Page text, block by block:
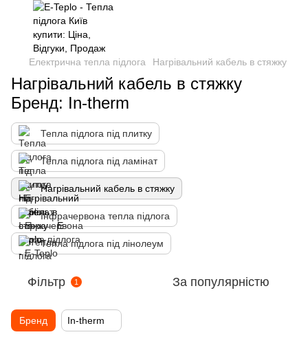
Електрична тепла підлога Нагрівальний кабель в стяжку
Нагрівальний кабель в стяжку
Бренд: In-therm
Тепла підлога під плитку
Тепла підлога під ламінат
Нагрівальний кабель в стяжку
Інфрачервона тепла підлога
Тепла підлога під лінолеум
Фільтр 1 За популярністю
Бренд In-therm